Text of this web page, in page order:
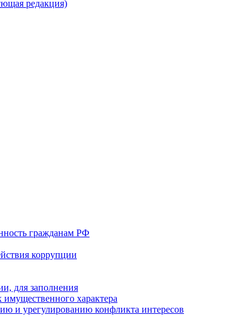
редакция)
гражданам РФ
коррупции
для заполнения
имущественного характера
и урегулированию конфликта интересов